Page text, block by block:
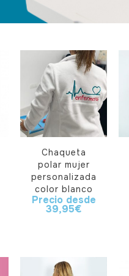
Chaqueta
polar mujer
personalizada
color blanco
Precio desde
39,95€